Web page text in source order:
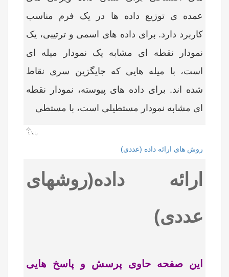
عمده ی توزیع داده ها در یک فرم مناسب
کاربرد دارد. برای داده های اسمی و ترتیبی، یک
نمودار نقطه ای مشابه یک نمودار میله ای
است، با میله هایی که جایگزین سری نقاط
شده اند. برای داده های پیوسته، نمودار نقطه
ای مشابه نمودار مستطیلی است، با مستطی
روش های ارائه داده (عددی)
ارائه داده(روشهای
عددی)
این صفحه حاوی پرسش و پاسخ هایی